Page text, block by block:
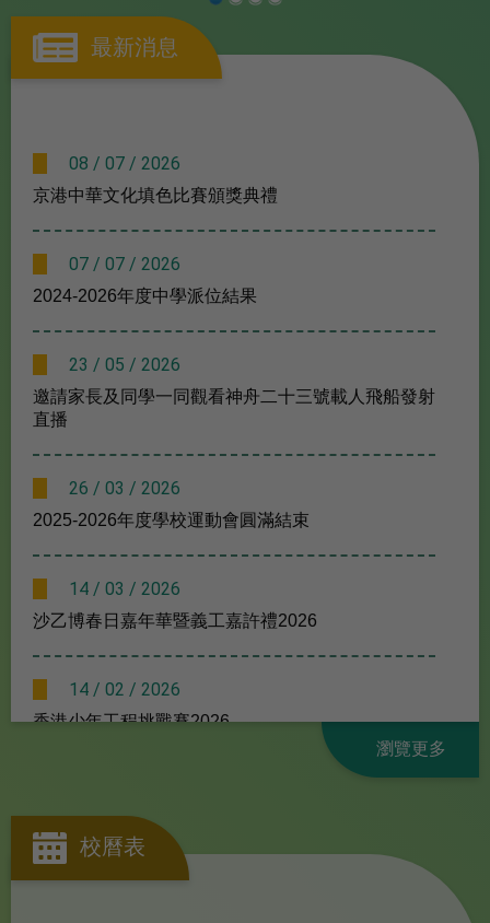
最新消息
08 / 07 / 2026
京港中華文化填色比賽頒獎典禮
07 / 07 / 2026
2024-2026年度中學派位結果
23 / 05 / 2026
邀請家長及同學一同觀看神舟二十三號載人飛船發射
直播
26 / 03 / 2026
2025-2026年度學校運動會圓滿結束
14 / 03 / 2026
沙乙博春日嘉年華暨義工嘉許禮2026
14 / 02 / 2026
香港少年工程挑戰賽2026
校園特工隊：愛心揮春迎新年
瀏覽更多
校曆表